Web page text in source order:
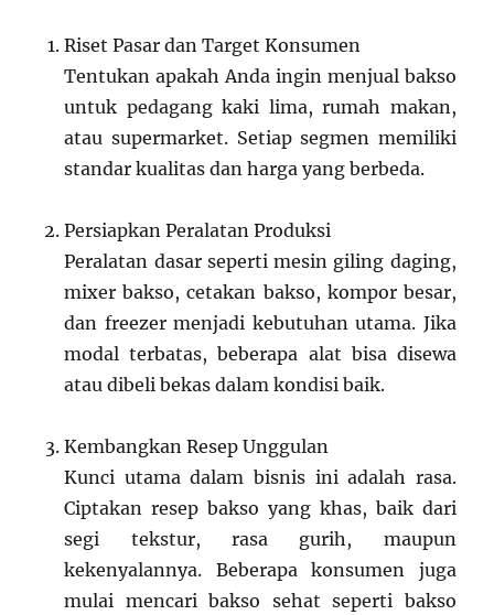
Riset Pasar dan Target Konsumen
Tentukan apakah Anda ingin menjual bakso
untuk pedagang kaki lima, rumah makan,
atau supermarket. Setiap segmen memiliki
standar kualitas dan harga yang berbeda.
Persiapkan Peralatan Produksi
Peralatan dasar seperti mesin giling daging,
mixer bakso, cetakan bakso, kompor besar,
dan freezer menjadi kebutuhan utama. Jika
modal terbatas, beberapa alat bisa disewa
atau dibeli bekas dalam kondisi baik.
Kembangkan Resep Unggulan
Kunci utama dalam bisnis ini adalah rasa.
Ciptakan resep bakso yang khas, baik dari
segi tekstur, rasa gurih, maupun
kekenyalannya. Beberapa konsumen juga
mulai mencari bakso sehat seperti bakso